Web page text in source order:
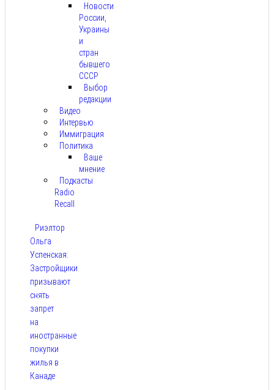
Новости
России,
Украины
и
стран
бывшего
СССР
Выбор
редакции
Видео
Интервью
Иммиграция
Политика
Ваше
мнение
Подкасты
Radio
Recall
Риэлтор
Ольга
Успенская:
Застройщики
призывают
снять
запрет
на
иностранные
покупки
жилья в
Канаде